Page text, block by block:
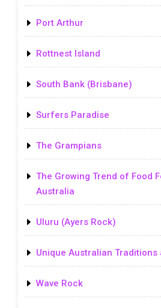
Port Arthur
Rottnest Island
South Bank (Brisbane)
Surfers Paradise
The Grampians
The Growing Trend of Food
Australia
Uluru (Ayers Rock)
Unique Australian Traditions
Wave Rock